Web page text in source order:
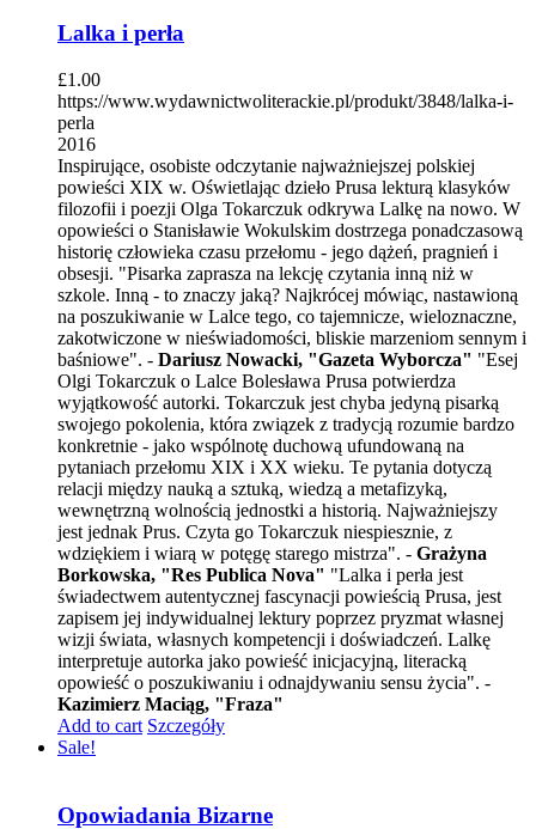
Lalka i perła
£1.00
https://www.wydawnictwoliterackie.pl/produkt/3848/lalka-i-
perla
2016
Inspirujące, osobiste odczytanie najważniejszej polskiej
powieści XIX w. Oświetlając dzieło Prusa lekturą klasyków
filozofii i poezji Olga Tokarczuk odkrywa Lalkę na nowo. W
opowieści o Stanisławie Wokulskim dostrzega ponadczasową
historię człowieka czasu przełomu - jego dążeń, pragnień i
obsesji. "Pisarka zaprasza na lekcję czytania inną niż w
szkole. Inną - to znaczy jaką? Najkrócej mówiąc, nastawioną
na poszukiwanie w Lalce tego, co tajemnicze, wieloznaczne,
zakotwiczone w nieświadomości, bliskie marzeniom sennym i
baśniowe". - Dariusz Nowacki, "Gazeta Wyborcza" "Esej
Olgi Tokarczuk o Lalce Bolesława Prusa potwierdza
wyjątkowość autorki. Tokarczuk jest chyba jedyną pisarką
swojego pokolenia, która związek z tradycją rozumie bardzo
konkretnie - jako wspólnotę duchową ufundowaną na
pytaniach przełomu XIX i XX wieku. Te pytania dotyczą
relacji między nauką a sztuką, wiedzą a metafizyką,
wewnętrzną wolnością jednostki a historią. Najważniejszy
jest jednak Prus. Czyta go Tokarczuk niespiesznie, z
wdziękiem i wiarą w potęgę starego mistrza". - Grażyna
Borkowska, "Res Publica Nova" "Lalka i perła jest
świadectwem autentycznej fascynacji powieścią Prusa, jest
zapisem jej indywidualnej lektury poprzez pryzmat własnej
wizji świata, własnych kompetencji i doświadczeń. Lalkę
interpretuje autorka jako powieść inicjacyjną, literacką
opowieść o poszukiwaniu i odnajdywaniu sensu życia". -
Kazimierz Maciąg, "Fraza"
Add to cart Szczegóły
Sale!
Opowiadania Bizarne